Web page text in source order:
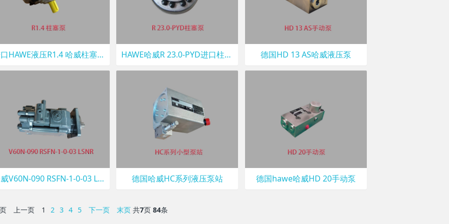
进口HAWE液压R1.4 哈威柱塞泵 HAWE哈威R 23.0-PYD进口柱塞泵 德国HD 13 AS哈威液压泵
哈威V60N-090 RSFN-1-0-03 LSNR液压泵 德国哈威HC系列液压泵站 德国hawe哈威HD 20手动泵
上一页 1 2 3 4 5 下一页 末页共7页 84条